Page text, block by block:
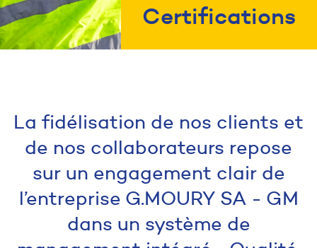
Certifications
La fidélisation de nos clients et
de nos collaborateurs repose
sur un engagement clair de
l’entreprise G.MOURY SA - GM
dans un système de